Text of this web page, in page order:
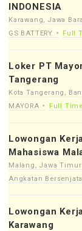
INDONESIA
Karawang, Jawa
GS BATTERY
Full
Loker PT
Tangerang
Kota Tangerang,
MAYORA
Full Time
Lowongan
Mahasiswa
Malang, Jawa Timur
Angkatan
Lowongan
Karawang